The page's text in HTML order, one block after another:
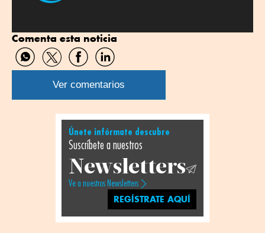
Comenta esta noticia
Compartir
por
WhatsApp
Compartir
por
Twitter
Compartir
por
Facebook
Compartir
por
Linkedin
Ver comentarios
Únete infórmate descubre
Suscríbete a nuestros
Newsletters
Ve a nuestros Newsletters
REGÍSTRATE AQUÍ